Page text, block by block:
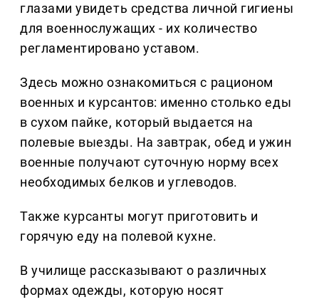
глазами увидеть средства личной гигиены
для военнослужащих - их количество
регламентировано уставом.
Здесь можно ознакомиться с рационом
военных и курсантов: именно столько еды
в сухом пайке, который выдается на
полевые выезды. На завтрак, обед и ужин
военные получают суточную норму всех
необходимых белков и углеводов.
Также курсанты могут приготовить и
горячую еду на полевой кухне.
В училище рассказывают о различных
формах одежды, которую носят